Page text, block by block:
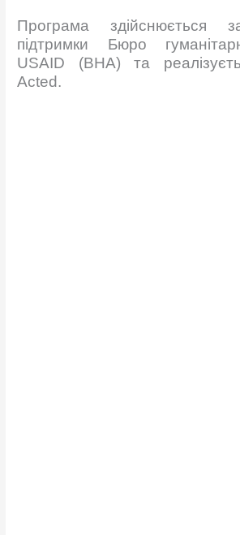
Програма здійснюється
підтримки Бюро
USAID (BHA) та
Acted.